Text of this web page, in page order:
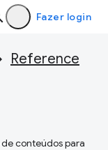
Fazer login
Reference
conteúdos para